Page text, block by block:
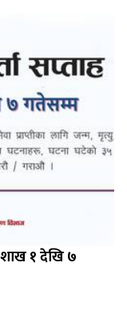
१ देखि ७